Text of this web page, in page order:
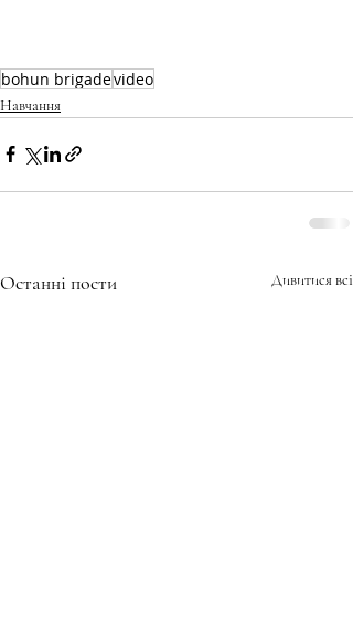
bohun brigadevideo
Навчання
Останні пости Дивитися всі